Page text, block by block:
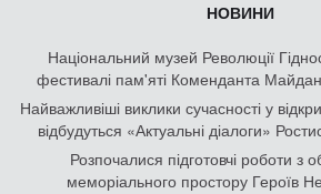
НОВИНИ
Національний музей Революції
фестивалі пам'яті Коменданта
Найважливіші виклики сучасності у
відбудуться «Актуальні діалоги»
Розпочалися підготовчі роботи з
меморіального простору Героїв